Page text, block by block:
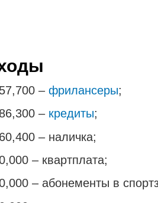
– фрилансеры;
– кредиты;
– наличка;
– квартплата;
– абонементы в